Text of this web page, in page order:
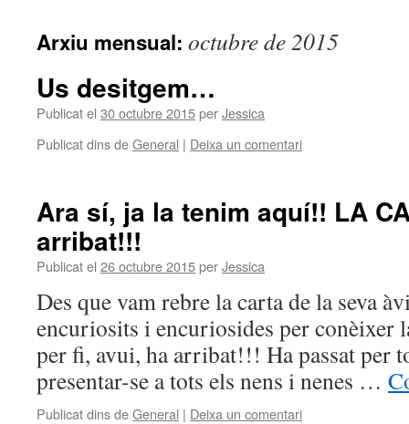
Arxiu mensual: octubre de 2015
Us desitgem…
Publicat el 30 octubre 2015perJessica
Publicat dins deGeneral | Deixa un comentari
Ara sí, ja la tenim aquí!! LA
arribat!!!
Publicat el 26 octubre 2015perJessica
Des que vam rebre la carta de la seva
encuriosits i encuriosides per conèixer
per fi, avui, ha arribat!!! Ha passat per
presentar-se a tots els nens i nenes …
Publicat dins deGeneral | Deixa un comentari